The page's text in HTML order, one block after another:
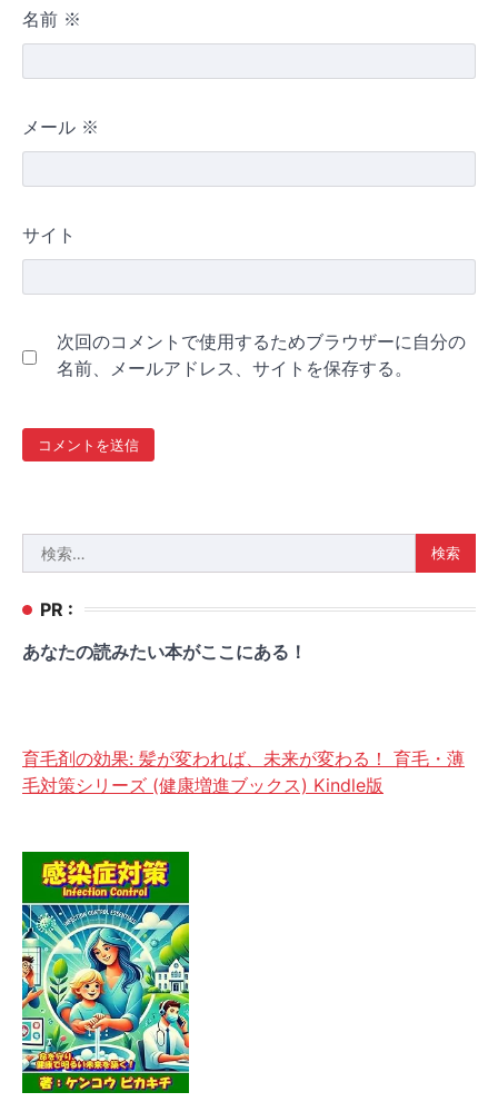
名前 ※
メール ※
サイト
次回のコメントで使用するためブラウザーに自分の
名前、メールアドレス、サイトを保存する。
索:
PR :
あなたの読みたい本がここにある！
育毛剤の効果: 髪が変われば、未来が変わる！ 育毛・薄
毛対策シリーズ (健康増進ブックス) Kindle版